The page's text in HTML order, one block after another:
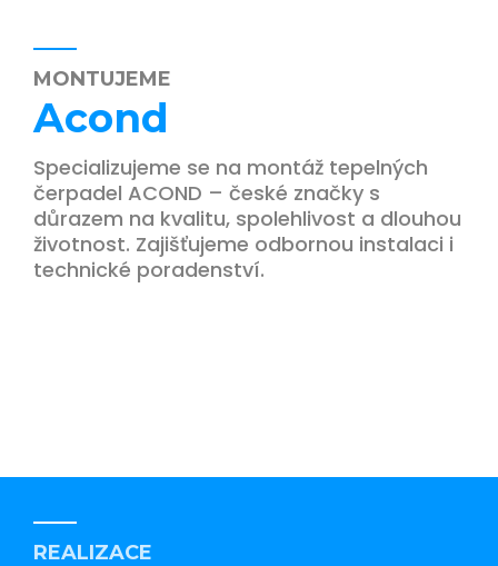
MONTUJEME
Acond
Specializujeme se na montáž tepelných
čerpadel ACOND – české značky s
důrazem na kvalitu, spolehlivost a dlouhou
životnost. Zajišťujeme odbornou instalaci i
technické poradenství.
REALIZACE